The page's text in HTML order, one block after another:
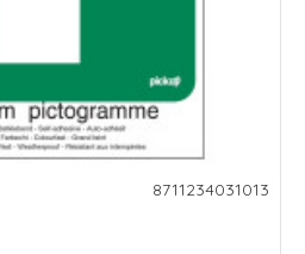
8711234031013